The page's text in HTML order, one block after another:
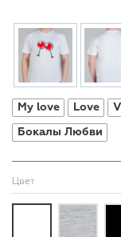
My love Love
Бокалы Любви
Цвет